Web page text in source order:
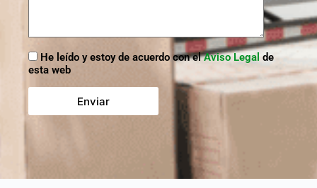
He leído y estoy de acuerdo con elAviso Legal de
esta web